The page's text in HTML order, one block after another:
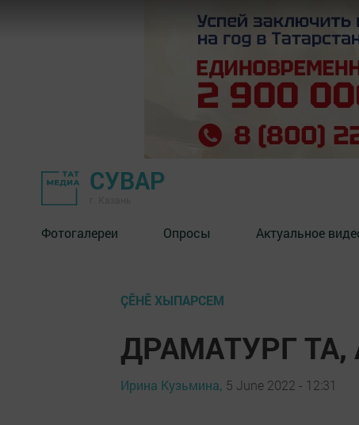
СУВАР
Фотогалереи Опросы Актуальное
ÇӖНӖ ХЫПАРСЕМ
ДРАМАТУРГ ТА,
Ирина Кузьмина, 5 June 2022 - 12:31